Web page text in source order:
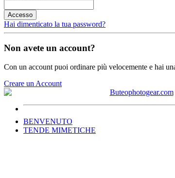
Accesso
Hai dimenticato la tua password?
Non avete un account?
Con un account puoi ordinare più velocemente e hai
Creare un Account
BENVENUTO
TENDE MIMETICHE